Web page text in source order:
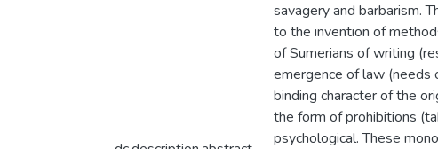
savagery and barbarism.
to the invention of
of Sumerians of writing
emergence of law (needs
binding character of the
the form of prohibitions
psychological. These